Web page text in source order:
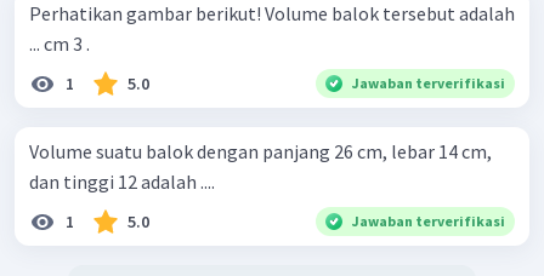
Perhatikan gambar berikut! Volume balok tersebut adalah
... cm 3 .
1 5.0 Jawaban terverifikasi
Volume suatu balok dengan panjang 26 cm, lebar 14 cm,
dan tinggi 12 adalah ....
1 5.0 Jawaban terverifikasi